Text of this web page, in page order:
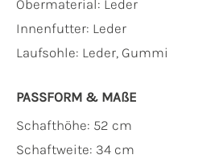
Obermaterial: Leder
Innenfutter: Leder
Laufsohle: Leder, Gummi
PASSFORM & MAẞE
Schafthöhe: 52 cm
Schaftweite: 34 cm